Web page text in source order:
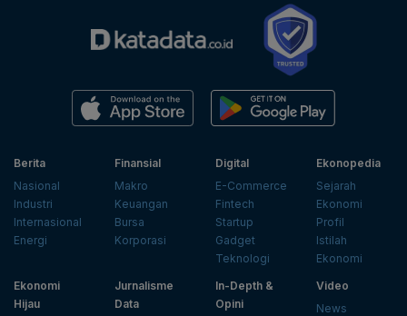
Berita
Nasional
Industri
Internasional
Energi
Finansial
Makro
Keuangan
Bursa
Korporasi
Digital
E-Commerce
Fintech
Startup
Gadget
Teknologi
Ekonopedia
Sejarah
Ekonomi
Profil
Istilah
Ekonomi
Ekonomi
Hijau
Jurnalisme
Data
In-Depth &
Opini
Video
News